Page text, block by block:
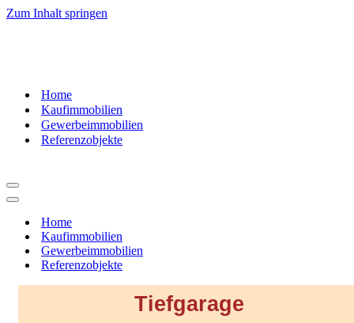
Zum Inhalt springen
Home
Kaufimmobilien
Gewerbeimmobilien
Referenzobjekte
Navigationsmenü
Navigationsmenü
Home
Kaufimmobilien
Gewerbeimmobilien
Referenzobjekte
Tiefgarage